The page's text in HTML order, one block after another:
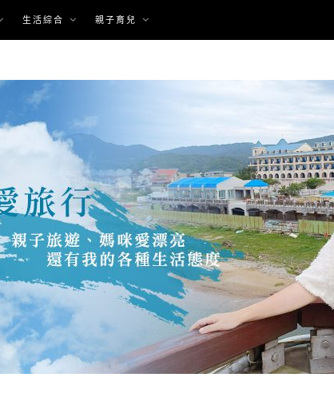
生活綜合 親子育兒